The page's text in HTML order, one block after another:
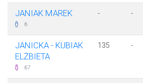
JANIAK MAREK
6
- -
JANICKA - KUBIAK
ELŻBIETA
67
135 -